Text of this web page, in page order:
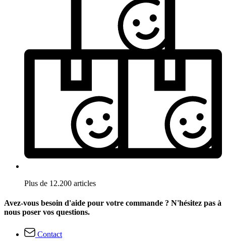
Plus de 12.200 articles
Avez-vous besoin d'aide pour votre commande ? N'hésitez pas à
nous poser vos questions.
Contact